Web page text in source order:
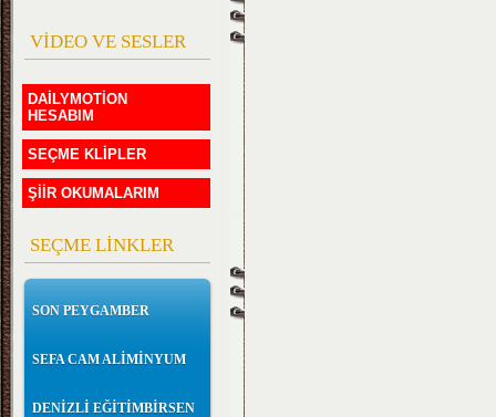
VİDEO VE SESLER
DAİLYMOTİON
HESABIM
SEÇME KLİPLER
ŞİİR OKUMALARIM
SEÇME LİNKLER
SON PEYGAMBER
SEFA CAM ALİMİNYUM
DENİZLİ EĞİTİMBİRSEN